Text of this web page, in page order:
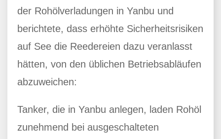
der Rohölverladungen in Yanbu und
berichtete, dass erhöhte Sicherheitsrisiken
auf See die Reedereien dazu veranlasst
hätten, von den üblichen Betriebsabläufen
abzuweichen:
Tanker, die in Yanbu anlegen, laden Rohöl
zunehmend bei ausgeschalteten